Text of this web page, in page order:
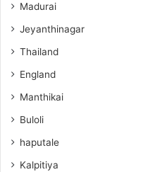
Madurai
Jeyanthinagar
Thailand
England
Manthikai
Buloli
haputale
Kalpitiya